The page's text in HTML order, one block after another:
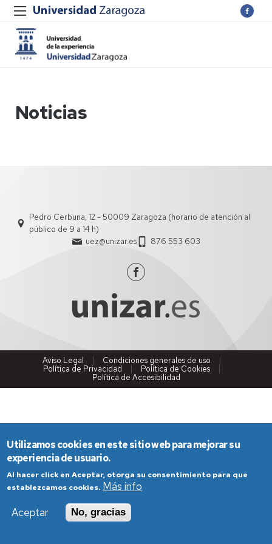
Noticias
Pedro Cerbuna, 12 - 50009 Zaragoza (horario de atención al
público de 9 a 14 h)
uez@unizar.es
876 553 603
Aviso Legal
Condiciones generales de uso
Política de Privacidad
Política de Cookies
Política de Accesibilidad
Utilizamos cookies en este sitio web para mejorar su
experiencia de usuario.
Al hacer click en Aceptar, otorga su consentimiento para que
establezcamos cookies. Más info
Aceptar
No, gracias